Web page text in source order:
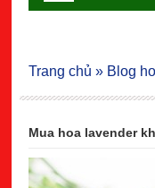
Mua hoa lavender
Trang chủ » Blog